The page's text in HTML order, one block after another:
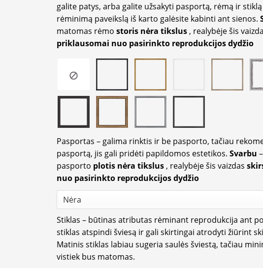
galite patys, arba galite užsakyti pasportą, rėmą ir
rėminimą paveikslą iš karto galėsite kabinti ant sienos.
matomas rėmo storis nėra tikslus , realybėje šis
priklausomai nuo pasirinkto reprodukcijos dydžio
Pasportas – galima rinktis ir be pasporto, tačiau
pasportą, jis gali pridėti papildomos estetikos. Svarbu
pasporto plotis nėra tikslus , realybėje šis vaizdas
nuo pasirinkto reprodukcijos dydžio
Stiklas – būtinas atributas rėminant reprodukcija ant
stiklas atspindi šviesą ir gali skirtingai atrodyti žiūrint
Matinis stiklas labiau sugeria saulės šviestą, tačiau
vistiek bus matomas.